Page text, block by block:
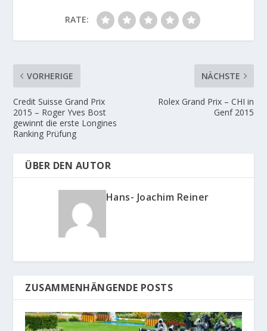
RATE:
VORHERIGE
Credit Suisse Grand Prix
2015 – Roger Yves Bost
gewinnt die erste Longines
Ranking Prüfung
NÄCHSTE
Rolex Grand Prix – CHI in
Genf 2015
ÜBER DEN AUTOR
Hans- Joachim Reiner
ZUSAMMENHÄNGENDE POSTS